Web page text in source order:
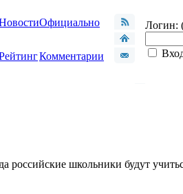
Официально
Комментарии
Логин:
школьники будут